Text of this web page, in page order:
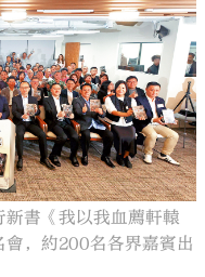
書《我以我血薦軒轅
，約200名各界嘉賓出